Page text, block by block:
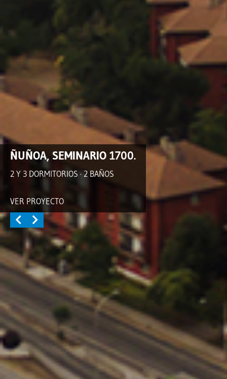
ÑUÑOA, SEMINARIO 1700.
2 Y 3 DORMITORIOS · 2 BAÑOS
VER PROYECTO